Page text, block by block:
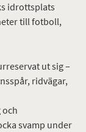
idrottsplats
till fotboll,
ut sig –
ridvägar,
och
svamp under